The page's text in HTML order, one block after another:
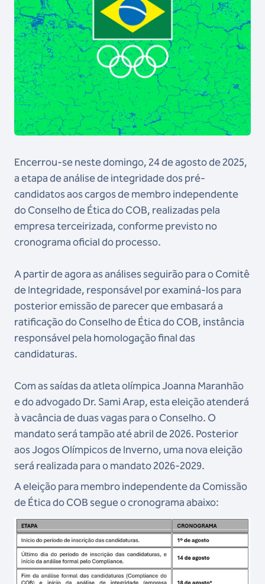
Encerrou-se neste domingo, 24 de agosto de 2025,
a etapa de análise de integridade dos pré-
candidatos aos cargos de membro independente
do Conselho de Ética do COB, realizadas pela
empresa terceirizada, conforme previsto no
cronograma oficial do processo.
A partir de agora as análises seguirão para o Comitê
de Integridade, responsável por examiná-los para
posterior emissão de parecer que embasará a
ratificação do Conselho de Ética do COB, instância
responsável pela homologação final das
candidaturas.
Com as saídas da atleta olímpica Joanna Maranhão
e do advogado Dr. Sami Arap, esta eleição atenderá
à vacância de duas vagas para o Conselho. O
mandato será tampão até abril de 2026. Posterior
aos Jogos Olímpicos de Inverno, uma nova eleição
será realizada para o mandato 2026-2029.
A eleição para membro independente da Comissão
de Ética do COB segue o cronograma abaixo: